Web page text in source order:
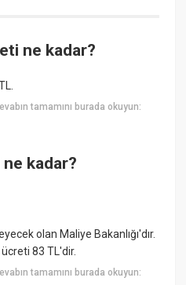
ne kadar?
tamamını burada okuyun:
kadar?
olan Maliye Bakanlığı'dır.
83 TL'dir.
tamamını burada okuyun: